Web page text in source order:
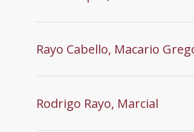
Rayo Cabello, Macario
Rodrigo Rayo, Marcial